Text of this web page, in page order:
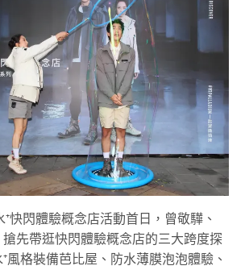
⁺快閃體驗概念店活動首日，曾敬驊、
先帶逛快閃體驗概念店的三大跨度探
⁺風格裝備芭比屋、防水薄膜泡泡體驗、